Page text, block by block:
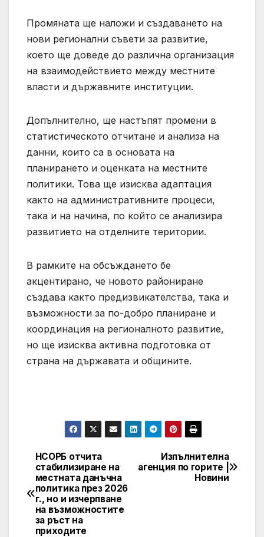
Промяната ще наложи и създаването на
нови регионални съвети за развитие,
което ще доведе до различна организация
на взаимодействието между местните
власти и държавните институции.
Допълнително, ще настъпят промени в
статистическото отчитане и анализа на
данни, които са в основата на
планирането и оценката на местните
политики. Това ще изисква адаптация
както на административните процеси,
така и на начина, по който се анализира
развитието на отделните територии.
В рамките на обсъждането бе
акцентирано, че новото райониране
създава както предизвикателства, така и
възможности за по-добро планиране и
координация на регионалното развитие,
но ще изисква активна подготовка от
страна на държавата и общините.
Post
navigation
Изпълнителна
агенция по горите |
Новини
НСОРБ отчита
стабилизиране на
местната данъчна
политика през 2026
г., но и изчерпване
на възможностите
за ръст на
приходите